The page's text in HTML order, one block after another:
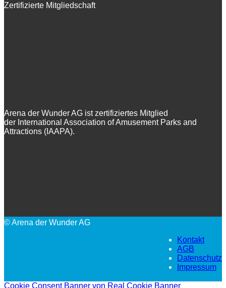
Zertifizierte Mitgliedschaft
Arena der Wunder AG ist zertifiziertes Mitglied
der International Association of Amusement Parks and
Attractions (IAAPA).
© Arena der Wunder AG
Kontakt
AGB
Datenschutz
Impressum
Cookie Consent Banner von Real Cookie Banner